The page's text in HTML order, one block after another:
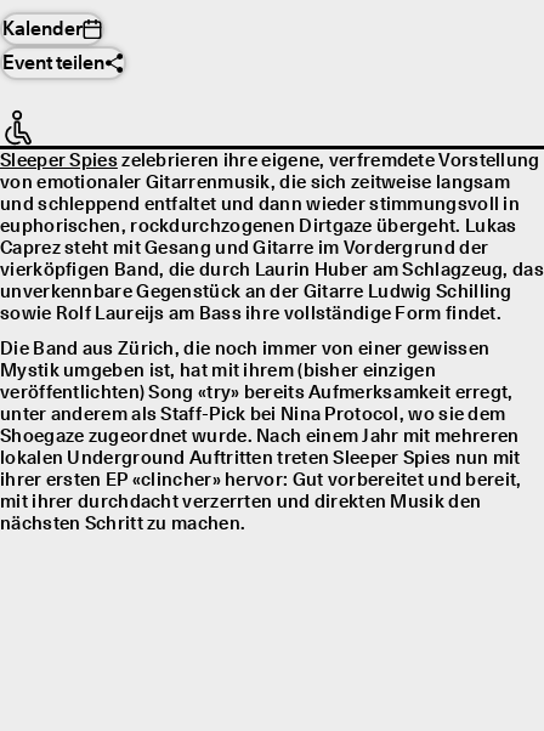
Kalender
Event teilen
Sleeper Spieszelebrieren ihre eigene, verfremdete Vorstellung
von emotionaler Gitarrenmusik, die sich zeitweise langsam
und schleppend entfaltet und dann wieder stimmungsvoll in
euphorischen, rockdurchzogenen Dirtgaze übergeht. Lukas
Caprez steht mit Gesang und Gitarre im Vordergrund der
vierköpfigen Band, die durch Laurin Huber am Schlagzeug, das
unverkennbare Gegenstück an der Gitarre Ludwig Schilling
sowie Rolf Laureĳs am Bass ihre vollständige Form findet.
Die Band aus Zürich, die noch immer von einer gewissen
Mystik umgeben ist, hat mit ihrem (bisher einzigen
veröffentlichten) Song «try» bereits Aufmerksamkeit erregt,
unter anderem als Staff-Pick bei Nina Protocol, wo sie dem
Shoegaze zugeordnet wurde. Nach einem Jahr mit mehreren
lokalen Underground Auftritten treten Sleeper Spies nun mit
ihrer ersten EP «clincher» hervor: Gut vorbereitet und bereit,
mit ihrer durchdacht verzerrten und direkten Musik den
nächsten Schritt zu machen.